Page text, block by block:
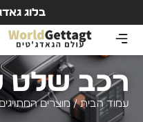
בלוג
רכב שלט
עמוד הבית/ מוצרים